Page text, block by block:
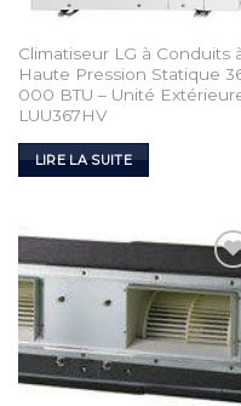
Climatiseur LG à Conduits
Haute Pression Statique
000 BTU – Unité
LUU367HV
LIRE LA SUITE
Add to